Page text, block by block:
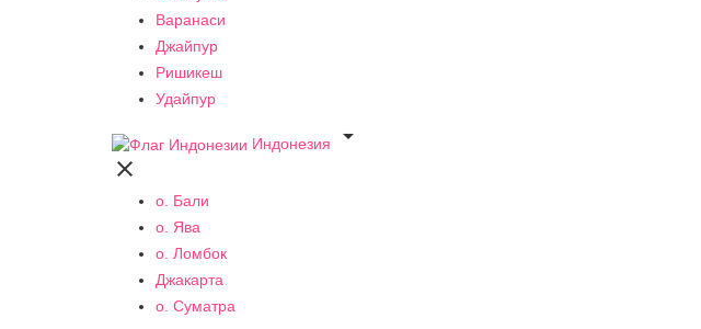
Варанаси
Джайпур
Ришикеш
Удайпур
Индонезия


о. Бали
о. Ява
о. Ломбок
Джакарта
о. Суматра